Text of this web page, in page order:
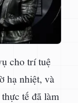
cho trí tuệ
hạ nhiệt, và
tế đã làm